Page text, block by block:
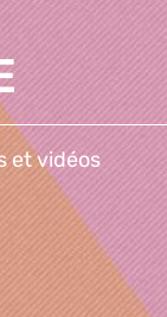
et vidéos